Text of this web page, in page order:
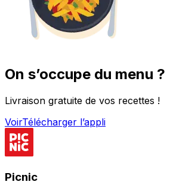
On s’occupe du menu ?
Livraison gratuite de vos recettes !
VoirTélécharger l’appli
Picnic